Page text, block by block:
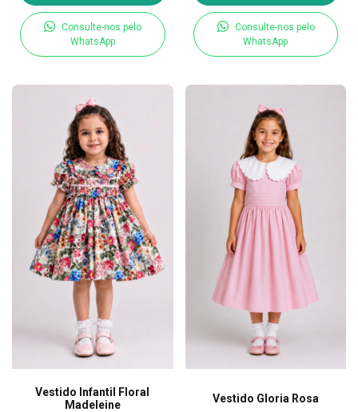
Consulte-nos pelo
WhatsApp
Consulte-nos pelo
WhatsApp
Vestido Infantil Floral
Madeleine
Vestido Gloria Rosa